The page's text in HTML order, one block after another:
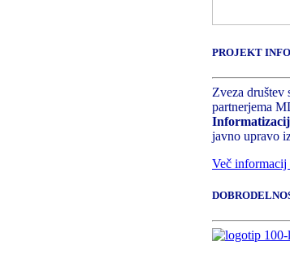
PROJEKT
Zveza društev
partnerjema
javno upravo
Več informacij